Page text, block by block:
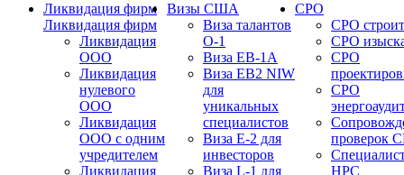
Ликвидация фирм
Ликвидация фирм
Ликвидация
ООО
Ликвидация
нулевого
ООО
Ликвидация
ООО с одним
учредителем
Ликвидация
Визы США
Виза талантов
О-1
Виза EB-1A
Виза EB2 NIW
для
уникальных
специалистов
Виза E-2 для
инвесторов
Виза L-1 для
СРО
СРО
СРО
СРО
СРО
проверок
НРС